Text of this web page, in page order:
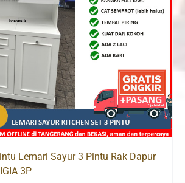
Lemari Sayur 3 Pintu Rak Dapur
3P